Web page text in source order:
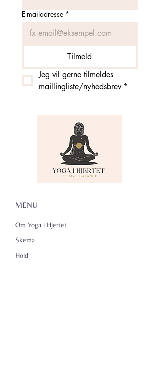
E-mailadresse *
Tilmeld
Jeg vil gerne tilmeldes
maillingliste/nyhedsbrev *
MENU
Om Yoga i Hjertet
Skema
Hold